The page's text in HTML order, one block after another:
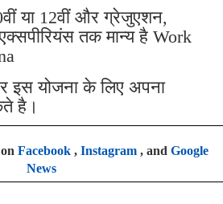
या 12वीं और ग्रेजुएशन,
तक मान्य है Work
इस योजना के लिए अपना
है।
Facebook, Instagram, and Google
News